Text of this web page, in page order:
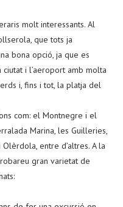
molt interessants. Al
que tots ja
bona opció, ja que es
i l’aeroport amb molta
i, fins i tot, la platja del
com: el Montnegre i el
Marina, les Guilleries,
entre d’altres. A la
gran varietat de